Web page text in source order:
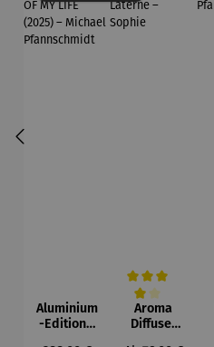
Aluminium
-Edition |
Aroma
Diffuser